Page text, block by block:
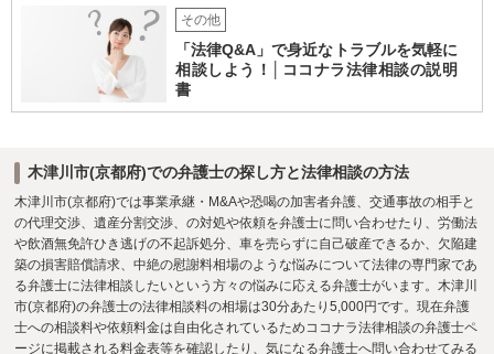
その他
「法律Q&A」で身近なトラブルを気軽に
相談しよう！│ココナラ法律相談の説明
書
木津川市(京都府)での弁護士の探し方と法律相談の方法
木津川市(京都府)では事業承継・M&Aや恐喝の加害者弁護、交通事故の相手と
の代理交渉、遺産分割交渉、の対処や依頼を弁護士に問い合わせたり、労働法
や飲酒無免許ひき逃げの不起訴処分、車を売らずに自己破産できるか、欠陥建
築の損害賠償請求、中絶の慰謝料相場のような悩みについて法律の専門家であ
る弁護士に法律相談したいという方々の悩みに応える弁護士がいます。木津川
市(京都府)の弁護士の法律相談料の相場は30分あたり5,000円です。現在弁護
士への相談料や依頼料金は自由化されているためココナラ法律相談の弁護士ペ
ージに掲載される料金表等を確認したり、気になる弁護士へ問い合わせてみる